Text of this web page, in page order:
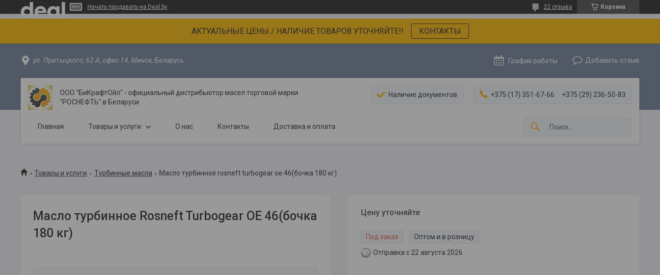
Начать продавать на Deal.by Корзина
22 отзыва
АКТУАЛЬНЫЕ ЦЕНЫ / НАЛИЧИЕ ТОВАРОВ УТОЧНЯЙТЕ!! КОНТАКТЫ
ул. Притыцкого, 62 А, офис 14, Минск, Беларусь График работы Добавить отзыв
ООО "БиКрафтОйл" - официальный дистрибьютор масел торговой марки
"РОСНЕФТЬ" в Беларуси
Наличие документов +375 (17) 351-67-66 +375 (29) 236-50-83
Главная Товары и услуги О нас Контакты Доставка и оплата
Товары и услуги Турбинные масла Масло турбинное rosneft turbogear oe 46(бочка 180 кг)
Масло турбинное Rosneft Turbogear OE 46(бочка
180 кг)
Цену уточняйте
Под заказ
Оптом и в розницу
Отправка с 22 августа 2026